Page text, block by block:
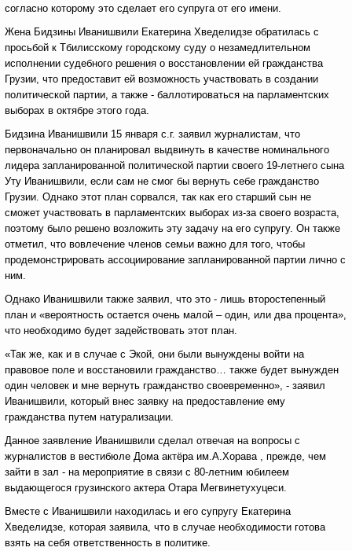
согласно которому это сделает его супруга от его имени.
Жена Бидзины Иванишвили Екатерина Хведелидзе обратилась с
просьбой к Тбилисскому городскому суду о незамедлительном
исполнении судебного решения о восстановлении ей гражданства
Грузии, что предоставит ей возможность участвовать в создании
политической партии, а также - баллотироваться на парламентских
выборах в октябре этого года.
Бидзина Иванишвили 15 января с.г. заявил журналистам, что
первоначально он планировал выдвинуть в качестве номинального
лидера запланированной политической партии своего 19-летнего сына
Уту Иванишвили, если сам не смог бы вернуть себе гражданство
Грузии. Однако этот план сорвался, так как его старший сын не
сможет участвовать в парламентских выборах из-за своего возраста,
поэтому было решено возложить эту задачу на его супругу. Он также
отметил, что вовлечение членов семьи важно для того, чтобы
продемонстрировать ассоциирование запланированной партии лично с
ним.
Однако Иванишвили также заявил, что это - лишь второстепенный
план и «вероятность остается очень малой – один, или два процента»,
что необходимо будет задействовать этот план.
«Так же, как и в случае с Экой, они были вынуждены войти на
правовое поле и восстановили гражданство… также будет вынужден
один человек и мне вернуть гражданство своевременно», - заявил
Иванишвили, который внес заявку на предоставление ему
гражданства путем натурализации.
Данное заявление Иванишвили сделал отвечая на вопросы с
журналистов в вестибюле Дома актёра им.А.Хорава , прежде, чем
зайти в зал - на мероприятие в связи с 80-летним юбилеем
выдающегося грузинского актера Отара Мегвинетухуцеси.
Вместе с Иванишвили находилась и его супругу Екатерина
Хведелидзе, которая заявила, что в случае необходимости готова
взять на себя ответственность в политике.